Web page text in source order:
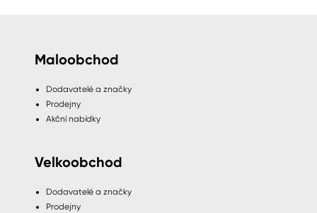
Maloobchod
Dodavatelé a značky
Prodejny
Akční nabídky
Velkoobchod
Dodavatelé a značky
Prodejny